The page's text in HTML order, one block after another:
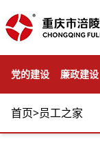
党的建设 廉政建设
首页>员工之家